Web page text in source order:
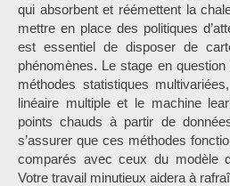
qui absorbent et réémettent la
mettre en place des politiques
est essentiel de disposer de
phénomènes. Le stage en
méthodes statistiques
linéaire multiple et le machine
points chauds à partir de
s’assurer que ces méthodes
comparés avec ceux du modèle
Votre travail minutieux aidera à